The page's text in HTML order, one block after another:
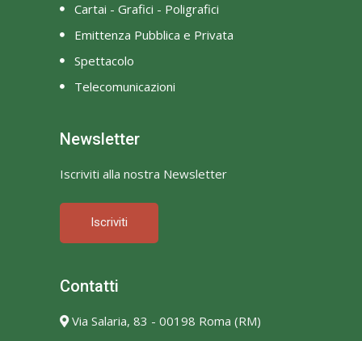
Cartai - Grafici - Poligrafici
Emittenza Pubblica e Privata
Spettacolo
Telecomunicazioni
Newsletter
Iscriviti alla nostra Newsletter
Iscriviti
Contatti
Via Salaria, 83 - 00198 Roma (RM)